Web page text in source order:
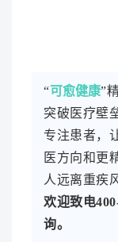
“可愈健康”
突破医疗壁
专注患者，
医方向和更
人远离重疾
欢迎致电
询。